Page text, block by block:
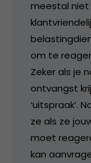
meestal niet
om te
Zeker als je
ontvangst
‘uitspraak’.
ze als ze
moet
kan